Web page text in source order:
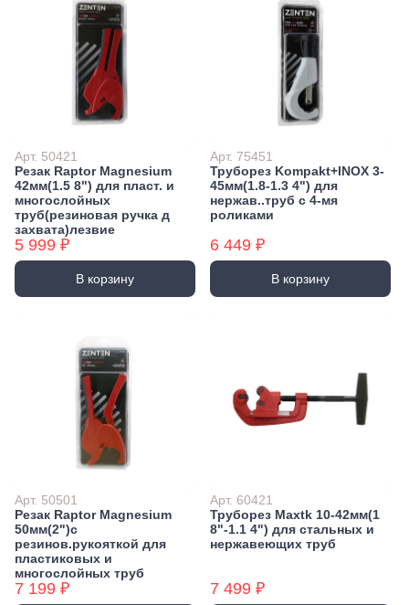
Арт. 50421
Резак Raptor Magnesium
42мм(1.5 8") для пласт. и
многослойных
труб(резиновая ручка д
захвата)лезвие
5 999 ₽
В корзину
Арт. 75451
Труборез Kompakt+INOX 3-
45мм(1.8-1.3 4") для
нержав..труб с 4-мя
роликами
6 449 ₽
В корзину
Арт. 50501
Резак Raptor Magnesium
50мм(2")с
резинов.рукояткой для
пластиковых и
многослойных труб
7 199 ₽
Арт. 60421
Труборез Maxtk 10-42мм(1
8"-1.1 4") для стальных и
нержавеющих труб
7 499 ₽